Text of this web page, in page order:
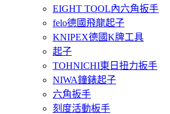
EIGHT TOOL內六角扳手
felo德國飛龍起子
KNIPEX德國K牌工具
起子
TOHNICHI東日扭力扳手
NIWA鐘錶起子
六角扳手
刻度活動板手